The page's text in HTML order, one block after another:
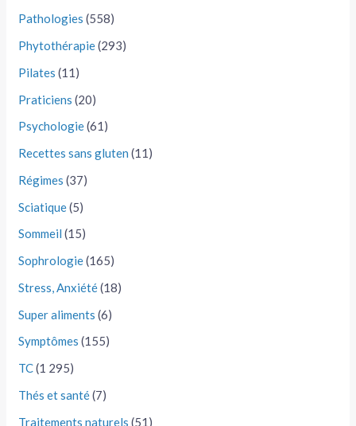
Pathologies (558)
Phytothérapie(293)
Pilates (11)
Praticiens (20)
Psychologie(61)
Recettes sans gluten (11)
Régimes (37)
Sciatique(5)
Sommeil (15)
Sophrologie(165)
Stress, Anxiété(18)
Super aliments (6)
Symptômes (155)
TC(1 295)
Thés et santé(7)
Traitements naturels (51)